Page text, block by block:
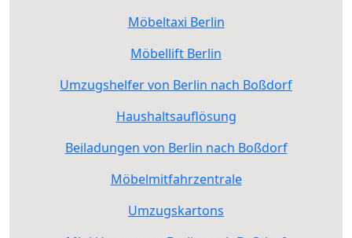
Möbeltaxi Berlin
Möbellift Berlin
Umzugshelfer von Berlin nach Boßdorf
Haushaltsauflösung
Beiladungen von Berlin nach Boßdorf
Möbelmitfahrzentrale
Umzugskartons